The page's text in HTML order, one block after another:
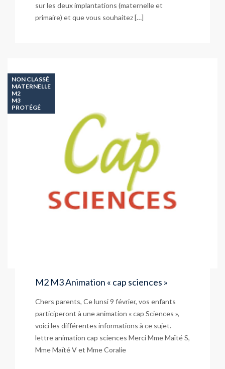
sur les deux implantations (maternelle et
primaire) et que vous souhaitez […]
NON CLASSÉ
MATERNELLE
M2
M3
PROTÉGÉ
M2 M3 Animation « cap sciences »
Chers parents, Ce lunsi 9 février, vos enfants
participeront à une animation « cap Sciences »,
voici les différentes informations à ce sujet.
lettre animation cap sciences Merci Mme Maïté S,
Mme Maïté V et Mme Coralie